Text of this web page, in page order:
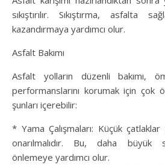
sıkıştırılır. Sıkıştırma, asfalta
kazandırmaya yardımcı olur.
Asfalt Bakımı
Asfalt yolların düzenli bakımı,
performanslarını korumak için çok
şunları içerebilir:
* Yama Çalışmaları: Küçük
onarılmalıdır. Bu, daha büyük
önlemeye yardımcı olur.